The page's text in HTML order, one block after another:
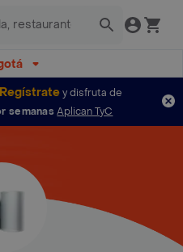
Regístratey disfruta de
semanas Aplican TyC